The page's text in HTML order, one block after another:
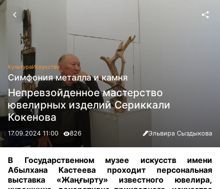
КультураИскусство
Симфония металла и камня
Непревзойденное мастерство
ювелирных изделий Сериккали
Кокенова
17.09.2024 11:00 826 Эльвира Сыздыкова
В Государственном музее искусств имени
Абылхана Кастеева проходит персональная
выставка «Жаңғырту» известного ювелира,